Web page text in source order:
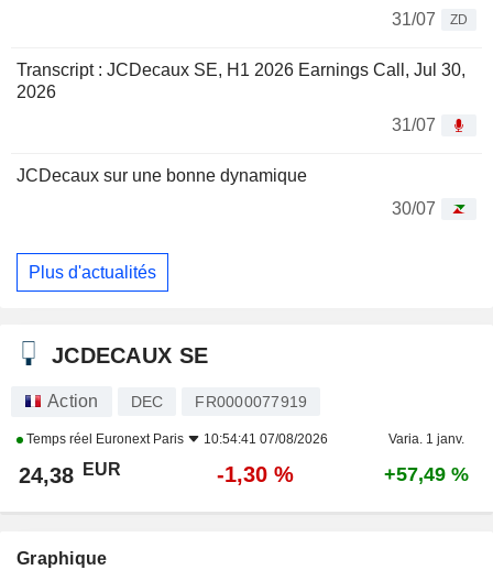
31/07 ZD
Transcript : JCDecaux SE, H1 2026 Earnings Call, Jul 30,
2026
31/07
JCDecaux sur une bonne dynamique
30/07
Plus d'actualités
JCDECAUX SE
Action DEC FR0000077919
Temps réel Euronext Paris 10:54:41 07/08/2026 Varia. 1 janv.
24,38 EUR -1,30 % +57,49 %
Graphique